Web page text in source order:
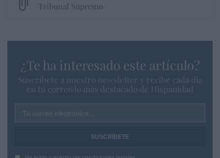
Tribunal Supremo
¿Te ha interesado este artículo?
Suscríbete a nuestro newsletter y recibe cada dia
en tu correo lo más destacado de Hispanidad
Tu correo electrónico...